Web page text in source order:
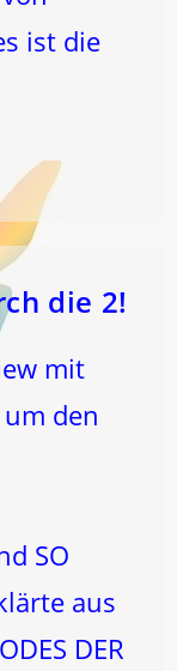
ist die
die 2!
mit
den
SO
aus
DER